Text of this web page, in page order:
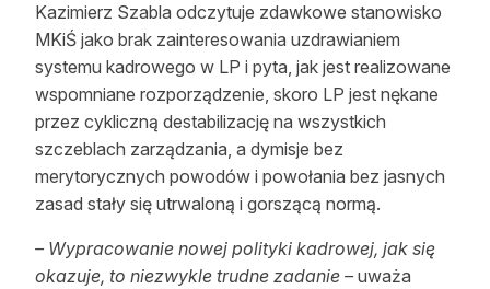
Kazimierz Szabla odczytuje zdawkowe stanowisko
MKiŚ jako brak zainteresowania uzdrawianiem
systemu kadrowego w LP i pyta, jak jest realizowane
wspomniane rozporządzenie, skoro LP jest nękane
przez cykliczną destabilizację na wszystkich
szczeblach zarządzania, a dymisje bez
merytorycznych powodów i powołania bez jasnych
zasad stały się utrwaloną i gorszącą normą.
– Wypracowanie nowej polityki kadrowej, jak się
okazuje, to niezwykle trudne zadanie – uważa